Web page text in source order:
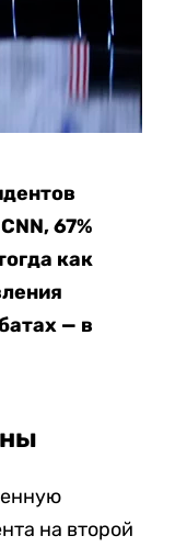
67%
как
— в
на второй